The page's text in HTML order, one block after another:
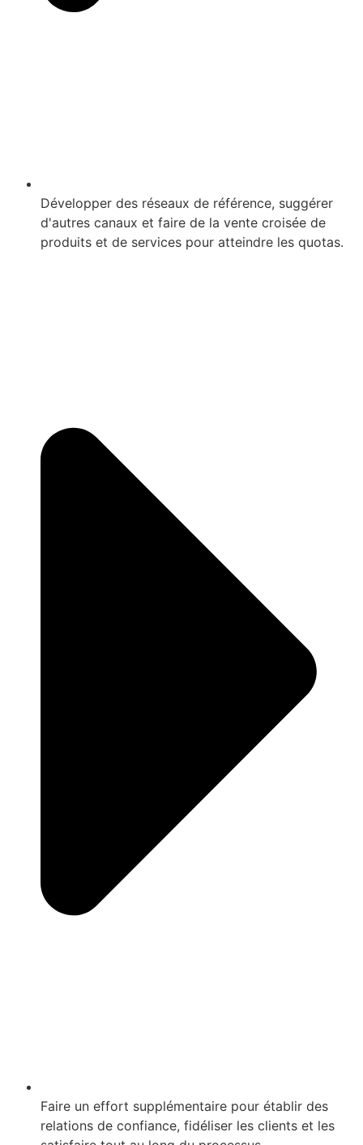
Développer des réseaux de référence, suggérer
d'autres canaux et faire de la vente croisée de
produits et de services pour atteindre les quotas.
Faire un effort supplémentaire pour établir des
relations de confiance, fidéliser les clients et les